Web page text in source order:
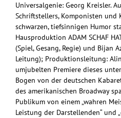
Universalgenie: Georg Kreisler.
Schriftstellers, Komponisten und
schwarzen, tiefsinnigen Humor
Hausproduktion ADAM SCHAF
(Spiel, Gesang, Regie) und Bijan
Leitung); Produktionsleitung:
umjubelten Premiere dieses
Bogen von der deutschen
des amerikanischen Broadway
Publikum von einem „wahren
Leistung der Darstellenden“ und